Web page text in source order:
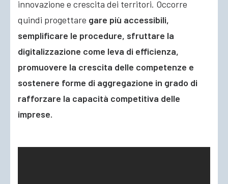
innovazione e crescita dei territori. Occorre
quindi progettare gare più accessibili,
semplificare le procedure, sfruttare la
digitalizzazione come leva di efficienza,
promuovere la crescita delle competenze e
sostenere forme di aggregazione in grado di
rafforzare la capacità competitiva delle
imprese.